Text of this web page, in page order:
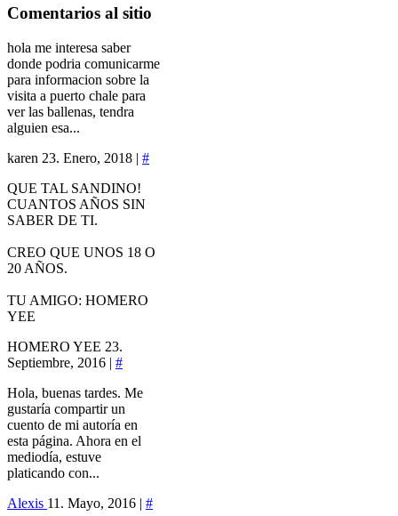
Comentarios al sitio
hola me interesa saber
donde podria comunicarme
para informacion sobre la
visita a puerto chale para
ver las ballenas, tendra
alguien esa...
karen 23. Enero, 2018 | #
QUE TAL SANDINO!
CUANTOS AÑOS SIN
SABER DE TI.
CREO QUE UNOS 18 O
20 AÑOS.
TU AMIGO: HOMERO
YEE
HOMERO YEE 23.
Septiembre, 2016 | #
Hola, buenas tardes. Me
gustaría compartir un
cuento de mi autoría en
esta página. Ahora en el
mediodía, estuve
platicando con...
Alexis 11. Mayo, 2016 | #